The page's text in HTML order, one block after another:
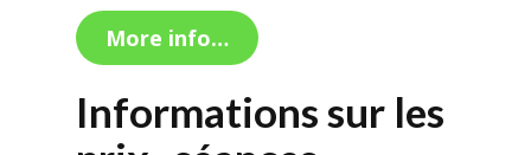
More info…
Informations sur les